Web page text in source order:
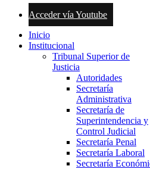
Acceder vía Youtube
Inicio
Institucional
Tribunal Superior de
Justicia
Autoridades
Secretaría
Administrativa
Secretaría de
Superintendencia y
Control Judicial
Secretaría Penal
Secretaría Laboral
Secretaría